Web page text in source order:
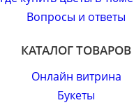
Вопросы и ответы
КАТАЛОГ ТОВАРОВ
Онлайн витрина
Букеты